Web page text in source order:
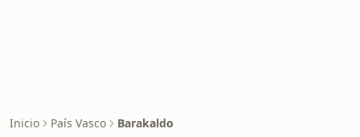
Inicio País Vasco Barakaldo